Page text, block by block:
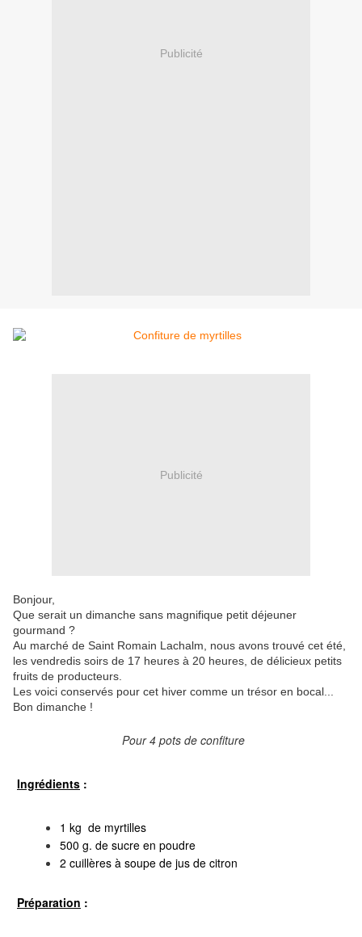
Publicité
Publicité
Bonjour,
Que serait un dimanche sans magnifique petit déjeuner
gourmand ?
Au marché de Saint Romain Lachalm, nous avons trouvé cet été,
les vendredis soirs de 17 heures à 20 heures, de délicieux petits
fruits de producteurs.
Les voici conservés pour cet hiver comme un trésor en bocal...
Bon dimanche !
Pour 4 pots de confiture
Ingrédients :
1 kg de myrtilles
500 g. de sucre en poudre
2 cuillères à soupe de jus de citron
Préparation :